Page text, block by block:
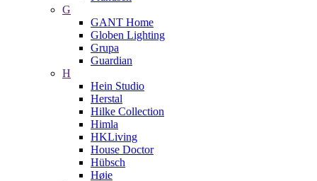
G
GANT Home
Globen Lighting
Grupa
Guardian
H
Hein Studio
Herstal
Hilke Collection
Himla
HKLiving
House Doctor
Hübsch
Høie